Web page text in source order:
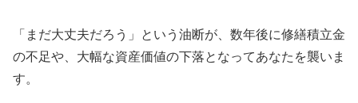
「まだ大丈夫だろう」という油断が、数年後に修繕積立金
の不足や、大幅な資産価値の下落となってあなたを襲いま
す。